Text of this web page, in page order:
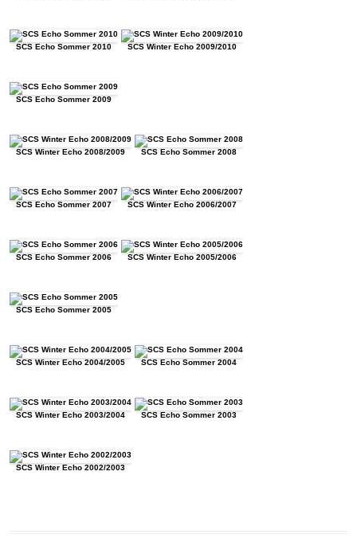
SCS Echo Sommer 2010 SCS Winter Echo 2009/2010
SCS Echo Sommer 2009
SCS Winter Echo 2008/2009 SCS Echo Sommer 2008
SCS Echo Sommer 2007 SCS Winter Echo 2006/2007
SCS Echo Sommer 2006 SCS Winter Echo 2005/2006
SCS Echo Sommer 2005
SCS Winter Echo 2004/2005 SCS Echo Sommer 2004
SCS Winter Echo 2003/2004 SCS Echo Sommer 2003
SCS Winter Echo 2002/2003